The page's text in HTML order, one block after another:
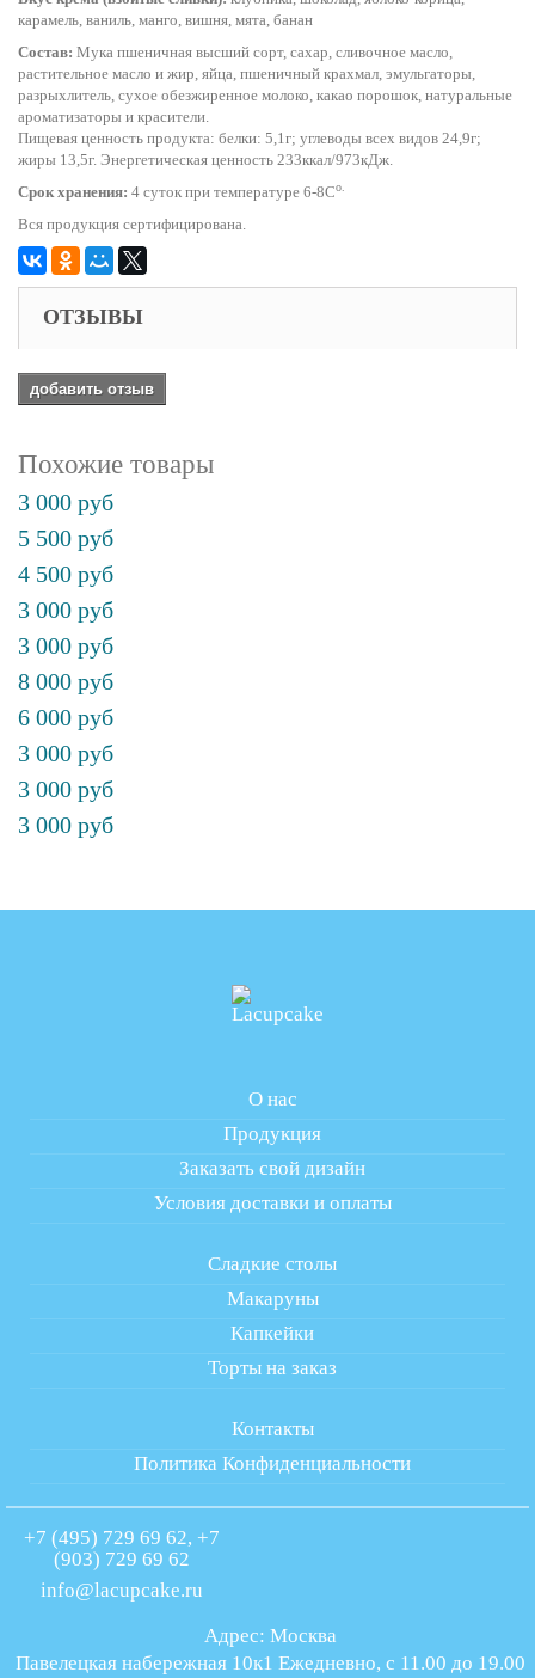
карамель, ваниль, манго, вишня, мята, банан
Состав: Мука пшеничная высший сорт, сахар, сливочное масло,
растительное масло и жир, яйца, пшеничный крахмал, эмульгаторы,
разрыхлитель, сухое обезжиренное молоко, какао порошок, натуральные
ароматизаторы и красители.
Пищевая ценность продукта: белки: 5,1г; углеводы всех видов 24,9г;
жиры 13,5г. Энергетическая ценность 233ккал/973кДж.
Срок хранения: 4 суток при температуре 6-8Сo.
Вся продукция сертифицирована.
ОТЗЫВЫ
добавить отзыв
Похожие товары
3 000 руб
5 500 руб
4 500 руб
3 000 руб
3 000 руб
8 000 руб
6 000 руб
3 000 руб
3 000 руб
3 000 руб
О нас
Продукция
Заказать свой дизайн
Условия доставки и оплаты
Сладкие столы
Макаруны
Капкейки
Торты на заказ
Контакты
Политика Конфиденциальности
+7 (495) 729 69 62, +7
(903) 729 69 62
info@lacupcake.ru
Адрес: Москва
Павелецкая набережная 10к1 Ежедневно, с 11.00 до 19.00